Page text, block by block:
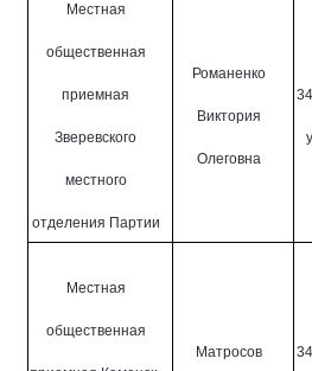
Местная
общественная
приемная
Зверевского
местного
отделения Партии
Романенко
Виктория
Олеговна
Местная
общественная
Матросов